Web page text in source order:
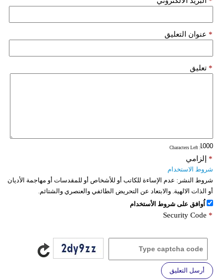
عنوان التعليق *
تعليق *
: Characters Left
إلزامي *
شروط الاستخدام
شروط النشر: عدم الإساءة للكاتب أو للأشخاص أو للمقدسات أو مهاجمة الأديان
أو الذات الالهية. والابتعاد عن التحريض الطائفي والعنصري والشتائم.
اُوافق على شروط الأستخدام
Security Code *
أرسل التعليق